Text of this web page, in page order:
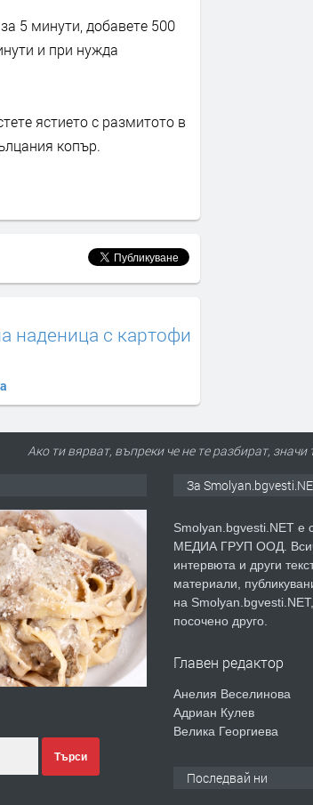
5 минути, добавете 500
и при нужда
ястието с размитото в
копър.
наденица с картофи
Ако ти вярват, въпреки че не те разбират,
Търси
За
Smolyan.bgvesti.NET е
МЕДИА ГРУП ООД.
интервюта и други
материали,
на
посочено друго.
Главен редактор
Анелия Веселинова
Адриан Кулев
Велика Георгиева
Последвай ни